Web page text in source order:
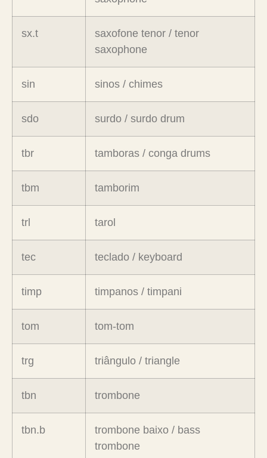
sx.t
saxofone tenor / tenor
saxophone
sin sinos / chimes
sdo surdo / surdo drum
tbr tamboras / conga drums
tbm tamborim
trl tarol
tec teclado / keyboard
timp timpanos / timpani
tom tom-tom
trg triângulo / triangle
tbn trombone
tbn.b
trombone baixo / bass
trombone